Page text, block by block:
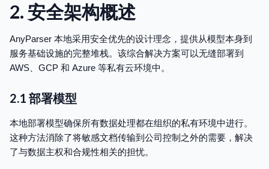
2. 安全架构概述
AnyParser 本地采用安全优先的设计理念，提供从模型本身到
服务基础设施的完整堆栈。该综合解决方案可以无缝部署到
AWS、GCP 和 Azure 等私有云环境中。
2.1 部署模型
本地部署模型确保所有数据处理都在组织的私有环境中进行。
这种方法消除了将敏感文档传输到公司控制之外的需要，解决
了与数据主权和合规性相关的担忧。